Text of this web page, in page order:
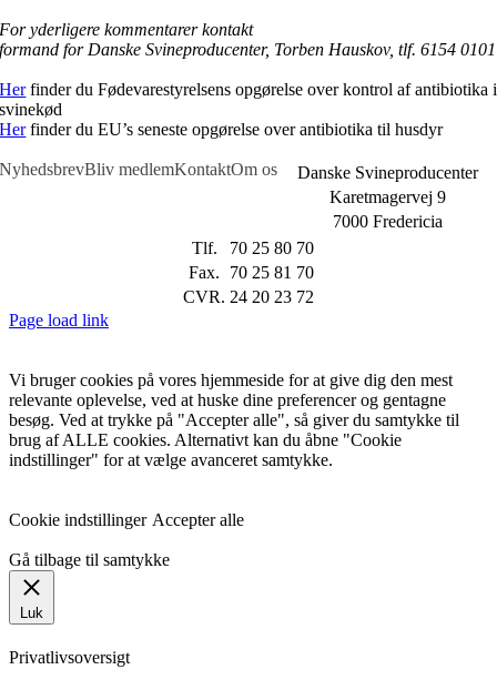
For yderligere kommentarer kontakt
formand for Danske Svineproducenter, Torben Hauskov, tlf. 6154 0101
Herfinder du Fødevarestyrelsens opgørelse over kontrol af antibiotika i
svinekød
Herfinder du EU’s seneste opgørelse over antibiotika til husdyr
NyhedsbrevBliv medlemKontaktOm os
Danske Svineproducenter
Karetmagervej 9
7000 Fredericia
Tlf.
70 25 80 70
Fax.
70 25 81 70
CVR. 24 20 23 72
Page load link
Vi bruger cookies på vores hjemmeside for at give dig den mest
relevante oplevelse, ved at huske dine preferencer og gentagne
besøg. Ved at trykke på "Accepter alle", så giver du samtykke til
brug af ALLE cookies. Alternativt kan du åbne "Cookie
indstillinger" for at vælge avanceret samtykke.
Cookie indstillinger Accepter alle
Gå tilbage til samtykke
Luk
Privatlivsoversigt